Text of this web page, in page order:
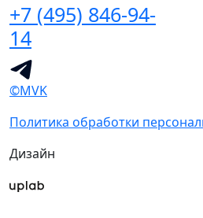
+7 (495) 846-94-
14
©MVK
Политика обработки
Дизайн